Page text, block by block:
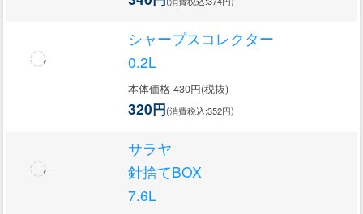
シャープスコレクター
0.2L
本体価格 430円(税抜)
320円(消費税込:352円)
サラヤ
針捨てBOX
7.6L